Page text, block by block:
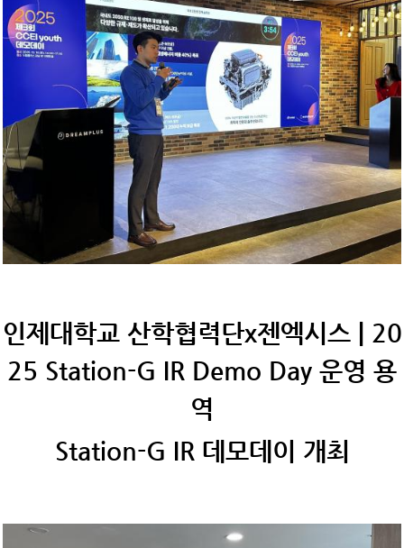
인제대학교 산학협력단x젠엑시스 | 20
25 Station-G IR Demo Day 운영 용
역
Station-G IR 데모데이 개최